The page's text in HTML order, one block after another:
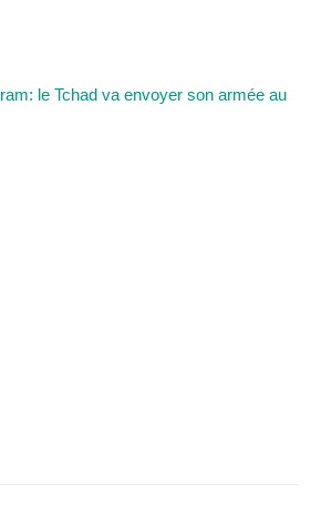
le Tchad va envoyer son armée au